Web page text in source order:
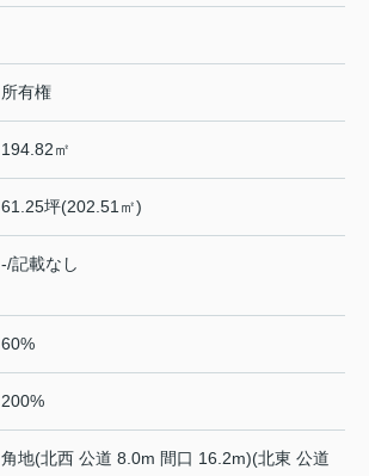
所有権
194.82㎡
61.25坪(202.51㎡)
-/記載なし
60%
200%
角地(北西 公道 8.0m 間口 16.2m)(北東 公道